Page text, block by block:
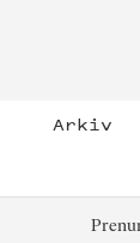
Arkiv